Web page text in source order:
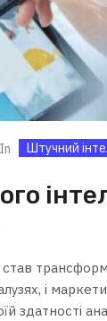
In Штучний
і
здатності